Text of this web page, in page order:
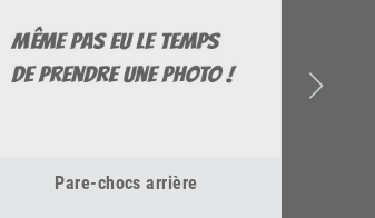
Pare-chocs arrière